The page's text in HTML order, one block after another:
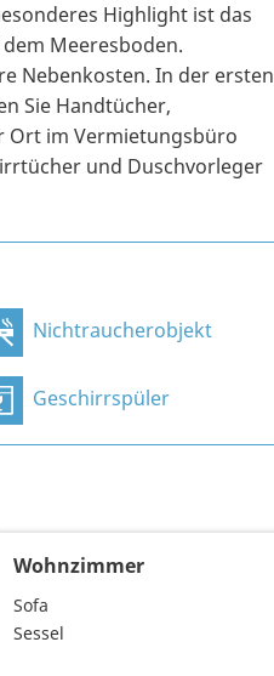
Highlight ist das
Meeresboden.
Nebenkosten. In der ersten
Sie Handtücher,
Ort im Vermietungsbüro
und Duschvorleger
Nichtraucherobjekt
Geschirrspüler
Wohnzimmer
Sofa
Sessel